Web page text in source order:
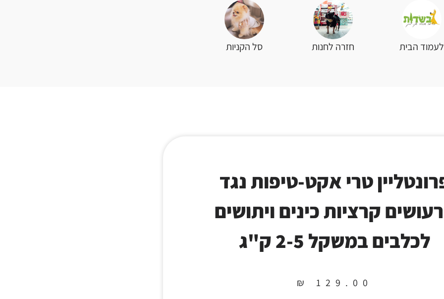
לעמוד הבית חזרה לחנות סל הקניות
טרי אקט-טיפות נגד
קרציות כינים ויתושים
לכלבים במשקל 2-5 ק"ג
₪ 129.00